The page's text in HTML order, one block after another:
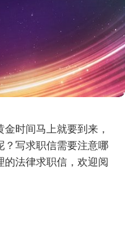
时间马上就要到来，
？写求职信需要注意哪
的法律求职信，欢迎阅